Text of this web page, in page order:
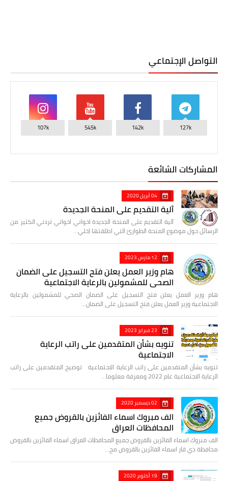
التواصل الإجتماعي
127k
142k
545k
107k
المشاركات الشائعة
04 أبريل 2020
آلية التقديم على المنحة الجديدة
آلية التقديم على المنحة الجديدة اخواني اخواتي تردني الكثير من
الرسائل حول موضوع المنحة الطوارئ التي اطلقتها (خلي…
12 مارس 2023
هام وزير العمل يعلن فتح التسجيل على الضمان
الصحي للمشمولين بالرعاية الاجتماعية
هام وزير العمل يعلن فتح التسجيل على الضمان الصحي للمشمولين بالرعاية
الاجتماعية وزير العمل يعلن فتح التسجيل على الضمان…
23 فبراير 2023
تنويه بشأن المتقدمين على راتب الرعاية
الاجتماعية
تنويه بشأن المتقدمين على راتب الرعاية الاجتماعية توضيح المتقدمين على راتب
الرعاية الاجتماعية عام 2022 ومعرفة معلوما…
02 ديسمبر 2020
الف مبروك اسماء الفائزين بالقروض جميع
المحافظات العراق
الف مبروك اسماء الفائزين بالقروض جميع المحافظات العراق اسماء الفائزين بالقروض
محافظة ذي قار اسماء الفائزين بالقروض مح…
19 أكتوبر 2020